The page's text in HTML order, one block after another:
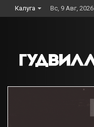
to
Калуга Вс, 9 Авг, 2026